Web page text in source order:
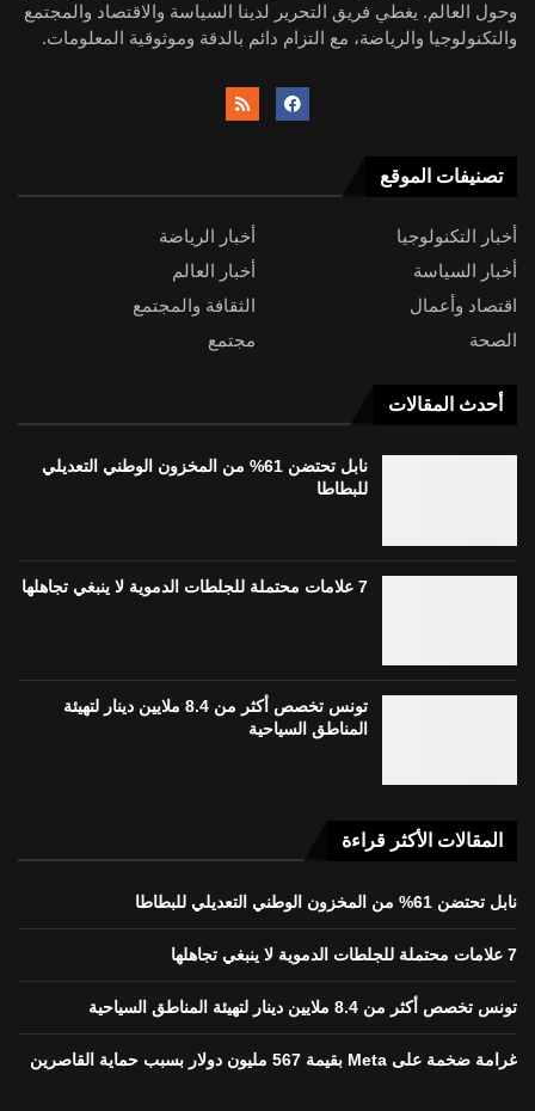
وحول العالم. يغطي فريق التحرير لدينا السياسة والاقتصاد والمجتمع
والتكنولوجيا والرياضة، مع التزام دائم بالدقة وموثوقية المعلومات.
تصنيفات الموقع
أخبار التكنولوجيا
أخبار الرياضة
أخبار السياسة
أخبار العالم
اقتصاد وأعمال
الثقافة والمجتمع
الصحة
مجتمع
أحدث المقالات
نابل تحتضن 61% من المخزون الوطني التعديلي
للبطاطا
7 علامات محتملة للجلطات الدموية لا ينبغي تجاهلها
تونس تخصص أكثر من 8.4 ملايين دينار لتهيئة
المناطق السياحية
المقالات الأكثر قراءة
نابل تحتضن 61% من المخزون الوطني التعديلي للبطاطا
7 علامات محتملة للجلطات الدموية لا ينبغي تجاهلها
تونس تخصص أكثر من 8.4 ملايين دينار لتهيئة المناطق السياحية
غرامة ضخمة على Meta بقيمة 567 مليون دولار بسبب حماية القاصرين